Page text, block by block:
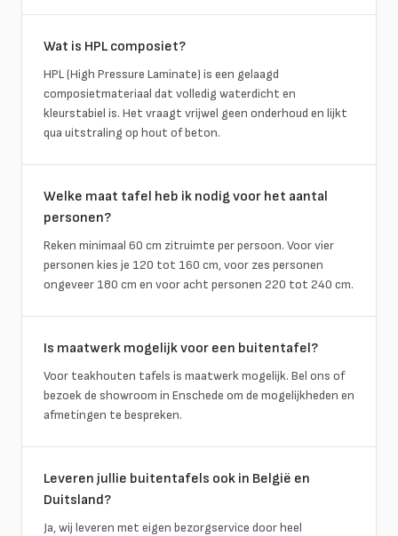
Wat is HPL composiet?
HPL (High Pressure Laminate) is een gelaagd
composietmateriaal dat volledig waterdicht en
kleurstabiel is. Het vraagt vrijwel geen onderhoud en lijkt
qua uitstraling op hout of beton.
Welke maat tafel heb ik nodig voor het aantal
personen?
Reken minimaal 60 cm zitruimte per persoon. Voor vier
personen kies je 120 tot 160 cm, voor zes personen
ongeveer 180 cm en voor acht personen 220 tot 240 cm.
Is maatwerk mogelijk voor een buitentafel?
Voor teakhouten tafels is maatwerk mogelijk. Bel ons of
bezoek de showroom in Enschede om de mogelijkheden en
afmetingen te bespreken.
Leveren jullie buitentafels ook in België en
Duitsland?
Ja, wij leveren met eigen bezorgservice door heel